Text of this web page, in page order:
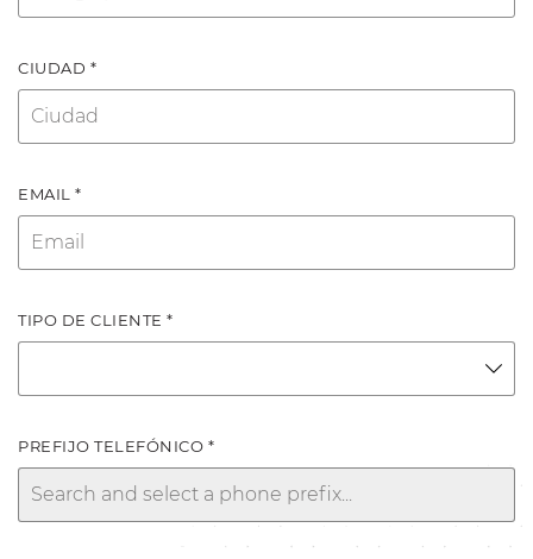
CIUDAD *
EMAIL *
TIPO DE CLIENTE *
PREFIJO TELEFÓNICO *